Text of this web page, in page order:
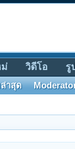
ม่ วิดีโอ รู
าสุด